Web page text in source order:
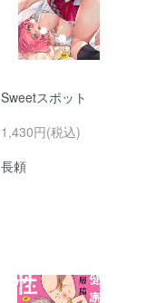
Sweetスポット
1,430円(税込)
長頼